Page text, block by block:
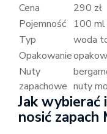
Cena
290 zł
Pojemność
100 ml
Typ
woda
Opakowanie
Nuty
zapachowe nuty
Jak wybierać
nosić